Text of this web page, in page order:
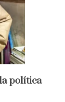
política